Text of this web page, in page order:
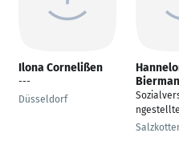
Ilona Cornelißen
---
Düsseldorf
ngestellte